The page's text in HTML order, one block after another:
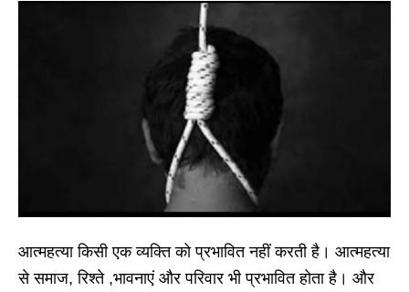
आत्महत्या किसी एक व्यक्ति को प्रभावित नहीं करती है। आत्महत्या
से समाज, रिश्ते ,भावनाएं और परिवार भी प्रभावित होता है। और